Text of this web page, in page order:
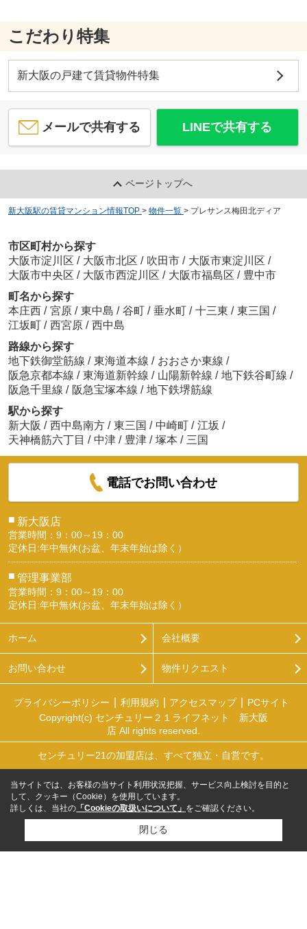
こだわり特集
新大阪の戸建て賃貸物件特集
メールで共有する LINEで共有する
ページトップへ
新大阪駅の賃貸マンション情報TOP > 物件一覧 > プレサンス梅田北ディア
市区町村から探す
大阪市淀川区 / 大阪市北区 / 吹田市 / 大阪市東淀川区 /
大阪市中央区 / 大阪市西淀川区 / 大阪市福島区 / 豊中市
町名から探す
本庄西 / 宮原 / 東中島 / 谷町 / 垂水町 / 十三東 / 東三国 /
江坂町 / 西宮原 / 西中島
路線から探す
地下鉄御堂筋線 / 東海道本線 / おおさか東線 /
阪急京都本線 / 東海道新幹線 / 山陽新幹線 / 地下鉄谷町線 /
阪急千里線 / 阪急宝塚本線 / 地下鉄堺筋線
駅から探す
新大阪 / 西中島南方 / 東三国 / 中崎町 / 江坂 /
天神橋筋六丁目 / 中津 / 豊津 / 塚本 / 三国
電話でお問い合わせ
■ 新大阪店
営業時間：9：00～19：00
定休日:年中無休(お盆、年末年始は除く）
■ 管理事業部
営業時間：9：00～19：00
定休日:年中無休(お盆、年末年始は除く）
ホーム 会社概要
お問い合わせ 物件リクエスト
プライバシーポリシー 利用規約 アクセスマップ
PCサイト
Copyright(c) センチュリー２１ライフネット 新大阪
店 All rights reserved.
センチュリー21の加盟店は、すべて独立・自営です。
当サイトでは、お客様の当サイト利用状況把握、サービス向上検討を目的と
して、クッキー（Cookie）を使用しています。
詳しくは、当社の 「Cookieの取扱いについて」 をご確認ください。
閉じる